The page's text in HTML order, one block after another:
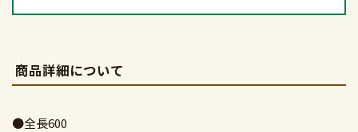
商品詳細について
●全長600